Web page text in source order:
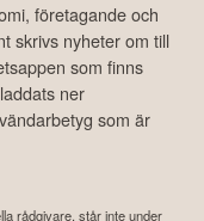
företagande och
skrivs nyheter om till
som finns
ner
som är
rådgivare, står inte under